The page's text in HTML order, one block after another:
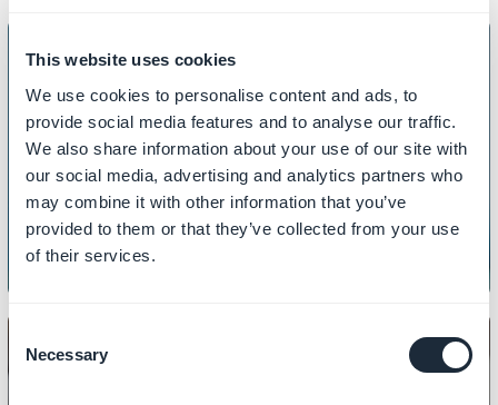
This website uses cookies
We use cookies to personalise content and ads, to
provide social media features and to analyse our traffic.
We also share information about your use of our site with
our social media, advertising and analytics partners who
may combine it with other information that you’ve
provided to them or that they’ve collected from your use
of their services.
Selection
Necessary
INDHOLD
Sådan tilpasser du din 404-side